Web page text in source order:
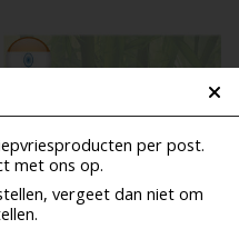
per post.
met ons op.
vergeet dan niet om